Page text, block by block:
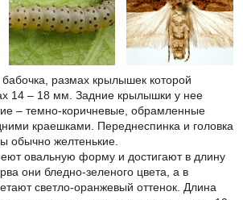
размах крылышек которой
14 – 18 мм. Задние крылышки у нее
– темно-коричневые, обрамленные
краешками. Переднеспинка и головка
обычно желтенькие.
овальную форму и достигают в длину
они бледно-зеленого цвета, а в
светло-оранжевый оттенок. Длина